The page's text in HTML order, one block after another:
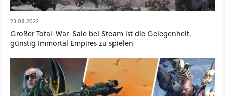
23.08.2022
Großer Total-War-Sale bei Steam ist die Gelegenheit,
günstig Immortal Empires zu spielen